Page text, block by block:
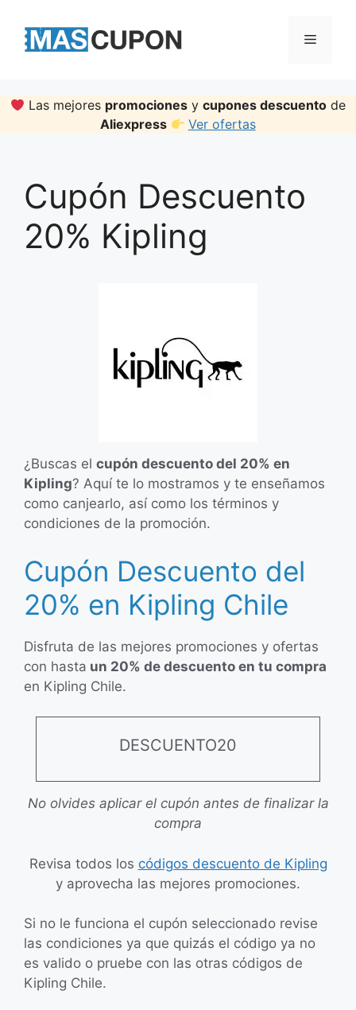
content
Menu
Las mejores promociones ycupones descuento de
Aliexpress
Ver ofertas
Cupón Descuento
20% Kipling
¿Buscas el cupón descuento del 20% en
Kipling? Aquí te lo mostramos y te enseñamos
como canjearlo, así como los términos y
condiciones de la promoción.
Cupón Descuento del
20% en Kipling Chile
Disfruta de las mejores promociones y ofertas
con hasta un 20% de descuento en tu compra
en Kipling Chile.
DESCUENTO20
No olvides aplicar el cupón antes de finalizar la
compra
Revisa todos los códigos descuento de Kipling
y aprovecha las mejores promociones.
Si no le funciona el cupón seleccionado revise
las condiciones ya que quizás el código ya no
es valido o pruebe con las otras códigos de
Kipling Chile.